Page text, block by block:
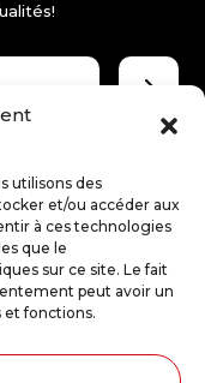
utilisons des
et/ou accéder aux
à ces technologies
que le
sur ce site. Le fait
peut avoir un
et fonctions.
ES